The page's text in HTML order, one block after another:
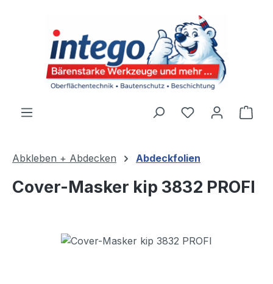
Du hast 0
Abkleben + Abdecken Abdeckfolien
Cover-Masker kip 3832 PROFI
Bildergalerie überspringen